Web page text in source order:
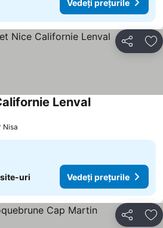
Vedeți prețurile
Distribuiți
LenvalVedeți prețurile
Nisa
uri Vedeți prețurile
Distribuiți